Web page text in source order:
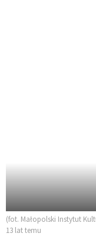
(fot. Małopolski Instytut
13 lat temu